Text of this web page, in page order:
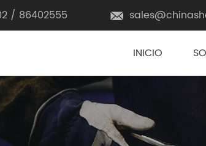
/ 86402555
INICIO